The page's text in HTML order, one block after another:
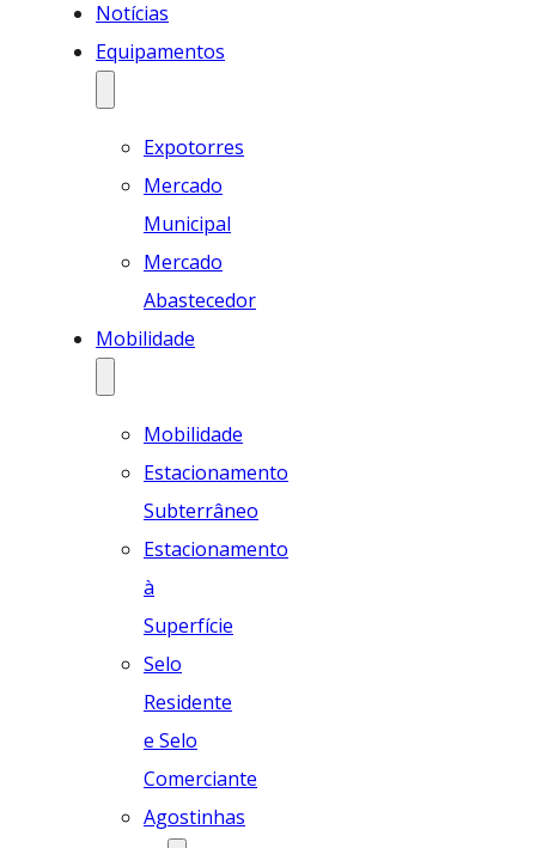
Notícias
Equipamentos
Expotorres
Mercado
Municipal
Mercado
Abastecedor
Mobilidade
Mobilidade
Estacionamento
Subterrâneo
Estacionamento
à
Superfície
Selo
Residente
e Selo
Comerciante
Agostinhas